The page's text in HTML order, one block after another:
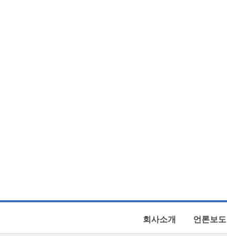
회사소개 언론보도